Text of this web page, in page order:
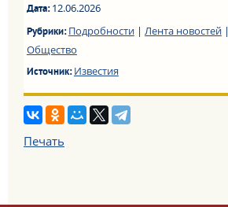
Дата:12.06.2026
Рубрики:Подробности| Лента новостей|
Общество
Источник:Известия
Печать